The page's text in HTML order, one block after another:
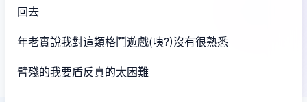
回去
年老實說我對這類格鬥遊戲(咦?)沒有很熟悉
臂殘的我要盾反真的太困難